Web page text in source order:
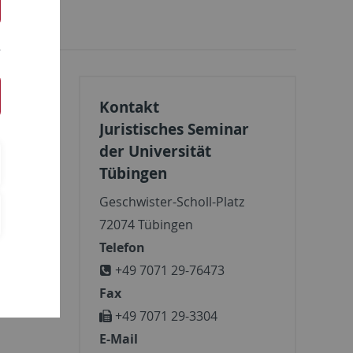
Kontakt
Juristisches Seminar
der Universität
Tübingen
Geschwister-Scholl-Platz
72074 Tübingen
Telefon
+49 7071 29-76473
Fax
+49 7071 29-3304
E-Mail